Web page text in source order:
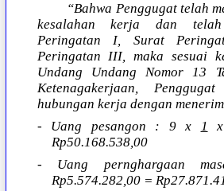
“Bahwa Penggugat telah
kesalahan kerja dan
Peringatan I, Surat
Peringatan III, maka sesuai
Undang Undang Nomor 13
Ketenagakerjaan,
hubungan kerja dengan
- Uang pesangon : 9 x 1
Rp50.168.538,00
- Uang pernghargaan
Rp5.574.282,00 =